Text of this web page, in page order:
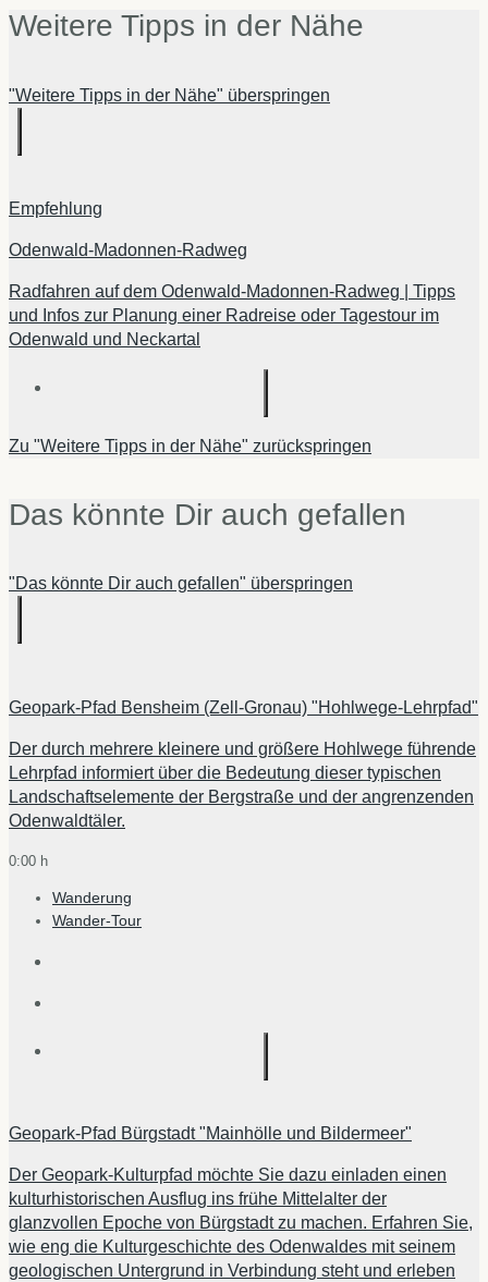
Weitere Tipps in der Nähe
"Weitere Tipps in der Nähe" überspringen
Empfehlung
Odenwald-Madonnen-Radweg
Radfahren auf dem Odenwald-Madonnen-Radweg | Tipps
und Infos zur Planung einer Radreise oder Tagestour im
Odenwald und Neckartal
Zu "Weitere Tipps in der Nähe" zurückspringen
Das könnte Dir auch gefallen
"Das könnte Dir auch gefallen" überspringen
Geopark-Pfad Bensheim (Zell-Gronau) "Hohlwege-Lehrpfad"
Der durch mehrere kleinere und größere Hohlwege führende
Lehrpfad informiert über die Bedeutung dieser typischen
Landschaftselemente der Bergstraße und der angrenzenden
Odenwaldtäler.
0:00 h
Wanderung
Wander-Tour
Geopark-Pfad Bürgstadt "Mainhölle und Bildermeer"
Der Geopark-Kulturpfad möchte Sie dazu einladen einen
kulturhistorischen Ausflug ins frühe Mittelalter der
glanzvollen Epoche von Bürgstadt zu machen. Erfahren Sie,
wie eng die Kulturgeschichte des Odenwaldes mit seinem
geologischen Untergrund in Verbindung steht und erleben